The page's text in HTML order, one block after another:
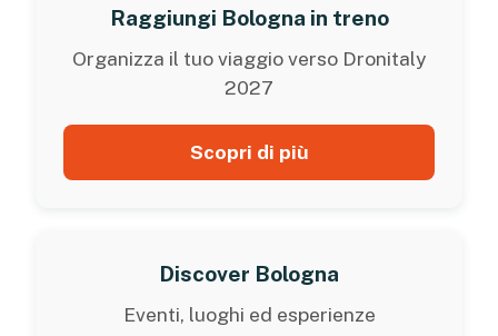
Raggiungi Bologna in treno
Organizza il tuo viaggio verso Dronitaly
2027
Scopri di più
Discover Bologna
Eventi, luoghi ed esperienze